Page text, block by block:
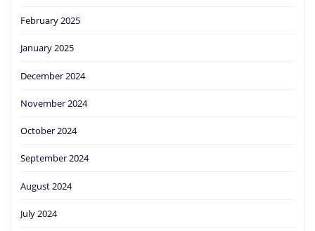
February 2025
January 2025
December 2024
November 2024
October 2024
September 2024
August 2024
July 2024